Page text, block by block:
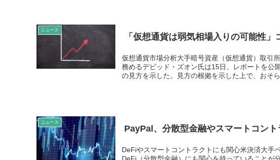
ニュース
「仮想通貨は弱気相場入りの可能性
仮想通貨市場分析大手暗号資産（仮想通貨）取引
務めるデビッド・ズオン氏は15日、レポートを公
の見方を示した。見方の根拠を示した上で、おそら
ニュース
PayPal、分散型金融やスマートコン
DeFiやスマートコントラクトにも関心米決済大手